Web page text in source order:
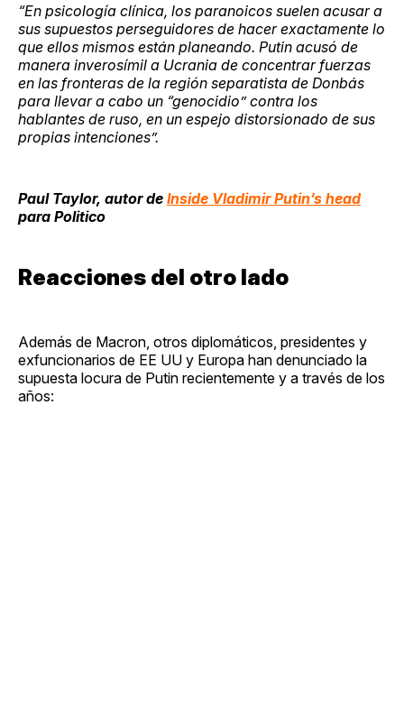
“En psicología clínica, los paranoicos suelen acusar a
sus supuestos perseguidores de hacer exactamente lo
que ellos mismos están planeando. Putin acusó de
manera inverosímil a Ucrania de concentrar fuerzas
en las fronteras de la región separatista de Donbás
para llevar a cabo un “genocidio” contra los
hablantes de ruso, en un espejo distorsionado de sus
propias intenciones”.
Paul Taylor, autor de Inside Vladimir Putin’s head
para Politico
Reacciones del otro lado
Además de Macron, otros diplomáticos, presidentes y
exfuncionarios de EE UU y Europa han denunciado la
supuesta locura de Putin recientemente y a través de los
años: